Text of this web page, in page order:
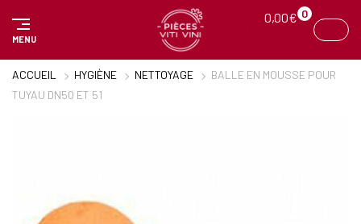
MENU
0,00€ 0
ACCUEIL HYGIÈNE NETTOYAGE
BALLE EN MOUSSE POUR
TUYAU DN50 ET 51
Panneau de gestion des cookies